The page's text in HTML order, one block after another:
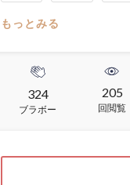
もっとみる
324
ブラボー
205
回閲覧